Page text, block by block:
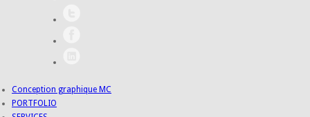
Conception graphique MC
PORTFOLIO